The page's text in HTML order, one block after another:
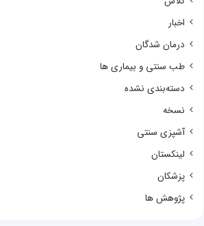
اخبار
درمان شدگان
طب سنتی و بیماری ها
دسته‌بندی نشده
نسخه
آشپزی سنتی
لینکستان
پزشکان
پژوهش ها